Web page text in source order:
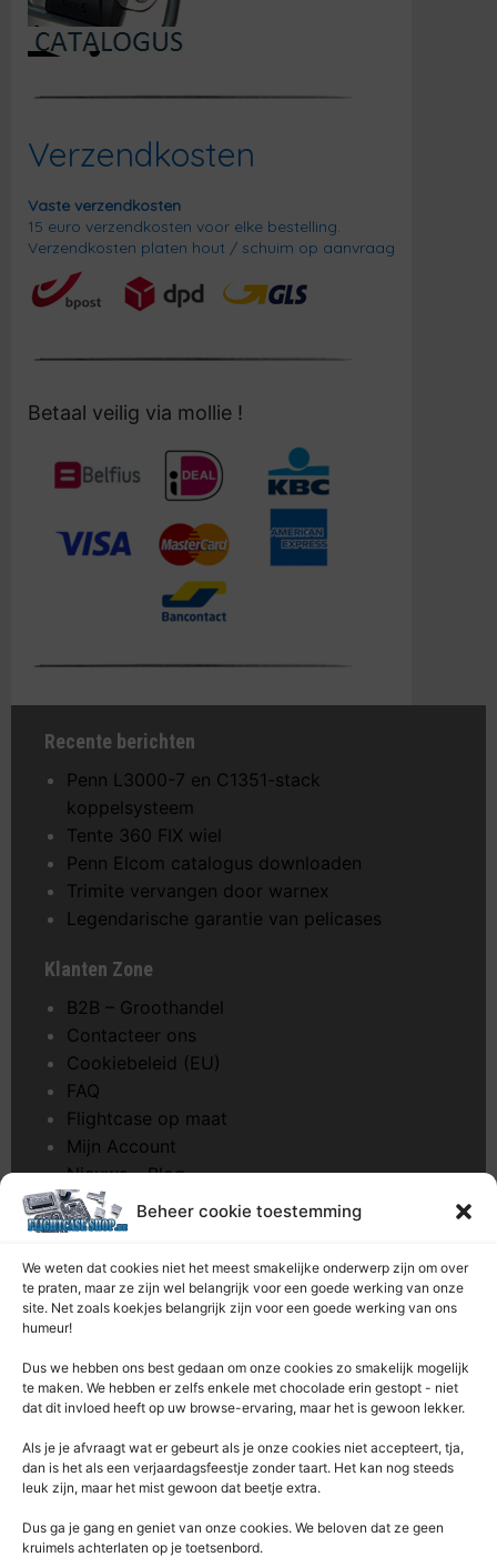
Beheer cookie toestemming
We weten dat cookies niet het meest smakelijke onderwerp zijn om over
te praten, maar ze zijn wel belangrijk voor een goede werking van onze
site. Net zoals koekjes belangrijk zijn voor een goede werking van ons
humeur!
Dus we hebben ons best gedaan om onze cookies zo smakelijk mogelijk
te maken. We hebben er zelfs enkele met chocolade erin gestopt - niet
dat dit invloed heeft op uw browse-ervaring, maar het is gewoon lekker.
Als je je afvraagt ​​wat er gebeurt als je onze cookies niet accepteert, tja,
dan is het als een verjaardagsfeestje zonder taart. Het kan nog steeds
leuk zijn, maar het mist gewoon dat beetje extra.
Dus ga je gang en geniet van onze cookies. We beloven dat ze geen
kruimels achterlaten op je toetsenbord.
Verzendkosten
Vaste verzendkosten
15 euro verzendkosten voor elke bestelling.
Verzendkosten platen hout / schuim op aanvraag
Betaal veilig via mollie !
Recente berichten
Penn L3000-7 en C1351-stack
koppelsysteem
Tente 360 FIX wiel
Penn Elcom catalogus downloaden
Trimite vervangen door warnex
Legendarische garantie van pelicases
Klanten Zone
B2B – Groothandel
Contacteer ons
Cookiebeleid (EU)
FAQ
Flightcase op maat
Mijn Account
Nieuws – Blog
Onderhoud pagina
Over ons
Privacybeleid
Retourrecht
Winkelwagen
Contacteer Ons
Rentek BV – Protekt
Nieuwpoortlaan 21 / 1
3600 Genk
Limburg – België